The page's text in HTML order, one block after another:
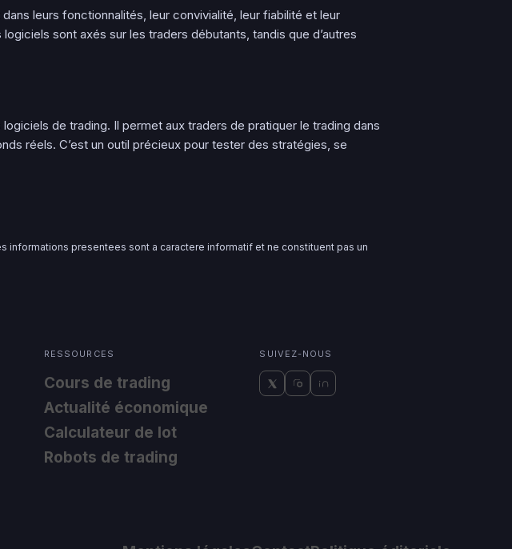
leurs fonctionnalités, leur convivialité, leur fiabilité et leur
sont axés sur les traders débutants, tandis que d’autres
de trading. Il permet aux traders de pratiquer le trading dans
réels. C’est un outil précieux pour tester des stratégies, se
presentees sont a caractere informatif et ne constituent pas un
RESSOURCES
Cours de trading
Actualité économique
Calculateur de lot
Robots de trading
SUIVEZ-NOUS